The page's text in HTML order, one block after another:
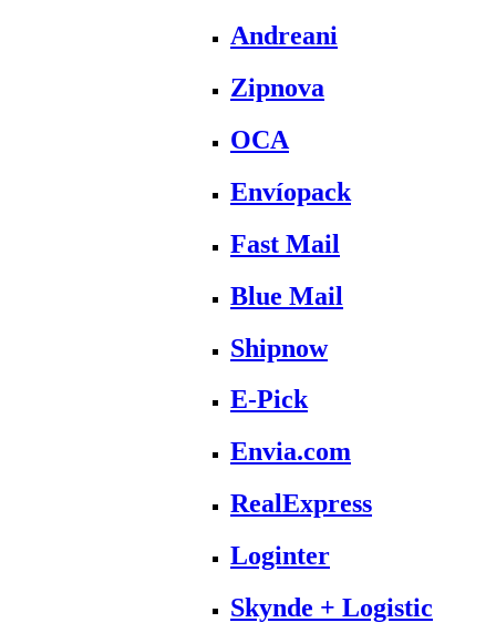
Andreani
Zipnova
OCA
Envíopack
Fast Mail
Blue Mail
Shipnow
E-Pick
Envia.com
RealExpress
Loginter
Skynde + Logistic